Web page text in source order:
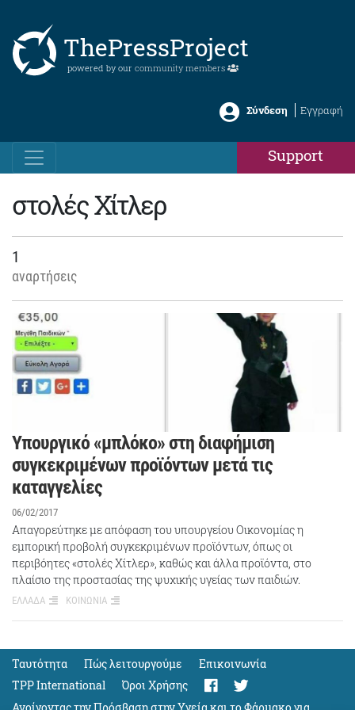
ThePressProject
powered by our community members
Σύνδεση Εγγραφή
Support
στολές Χίτλερ
1
αναρτήσεις
Υπουργικό «μπλόκο» στη διαφήμιση
συγκεκριμένων προϊόντων μετά τις
καταγγελίες
06/02/2017
Απαγορεύτηκε με απόφαση του υπουργείου Οικονομίας η
εμπορική προβολή συγκεκριμένων προϊόντων, όπως οι
περιβόητες «στολές Χίτλερ», καθώς και άλλα προϊόντα, στο
πλαίσιο της προστασίας της ψυχικής υγείας των παιδιών.
ΕΛΛΑΔΑ ΚΟΙΝΩΝΙΑ
Ταυτότητα Πώς λειτουργούμε
Eπικοινωνία
TPP International
Όροι Χρήσης